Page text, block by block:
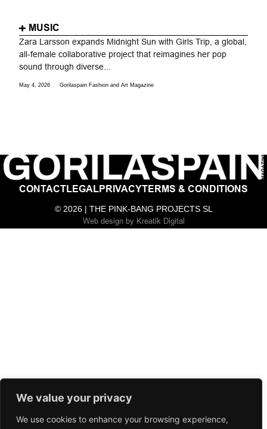
We value your privacy
We use cookies to enhance your browsing experience,
MUSIC
Zara Larsson expands Midnight Sun with Girls Trip, a global,
all-female collaborative project that reimagines her pop
sound through diverse...
May 4, 2026 Gorilaspain Fashion and Art Magazine
CONTACTLEGALPRIVACYTERMS & CONDITIONS
© 2026 | THE PINK-BANG PROJECTS SL
Web designby Kreatik Digital